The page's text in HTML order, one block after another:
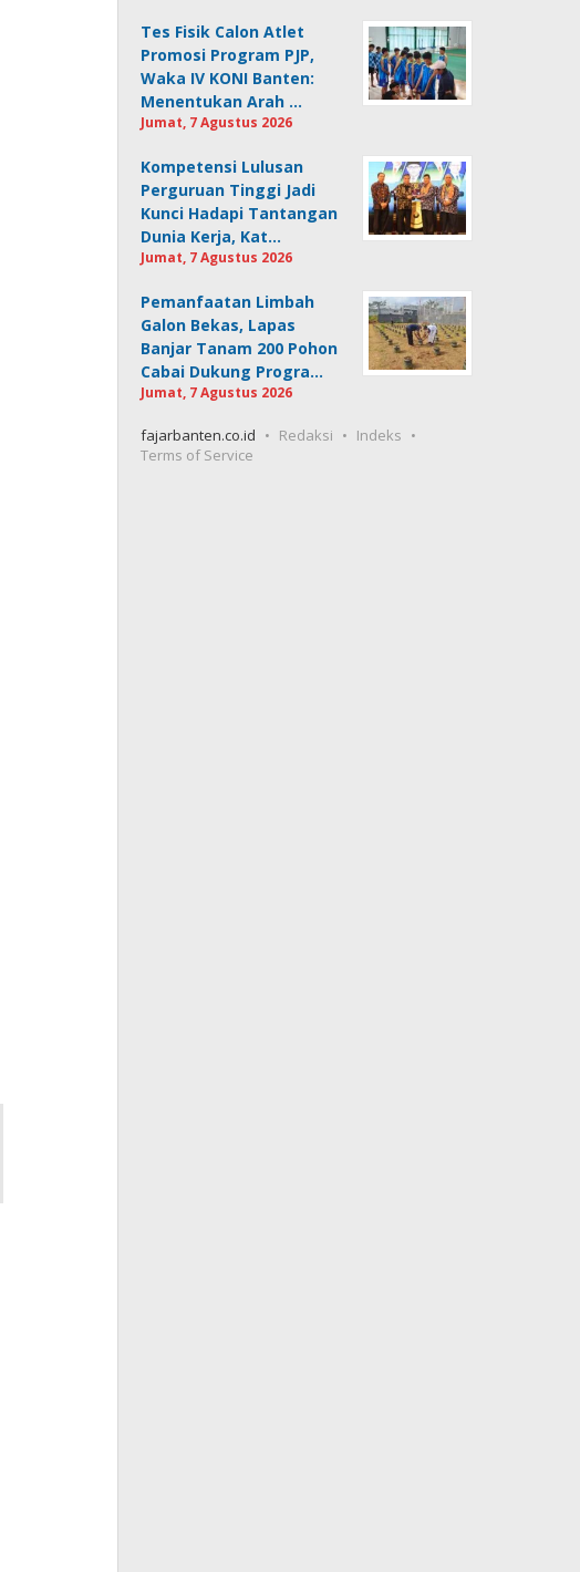
Tes Fisik Calon Atlet
Promosi Program PJP,
Waka IV KONI Banten:
Menentukan Arah …
Jumat, 7 Agustus 2026
Kompetensi Lulusan
Perguruan Tinggi Jadi
Kunci Hadapi Tantangan
Dunia Kerja, Kat…
Jumat, 7 Agustus 2026
Pemanfaatan Limbah
Galon Bekas, Lapas
Banjar Tanam 200 Pohon
Cabai Dukung Progra…
Jumat, 7 Agustus 2026
fajarbanten.co.id Redaksi
Indeks
Terms of Service